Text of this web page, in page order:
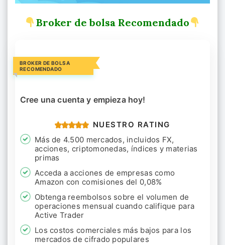
Broker de bolsa Recomendado
BROKER DE BOLSA
RECOMENDADO
Cree una cuenta y empieza hoy!
NUESTRO RATING
Más de 4.500 mercados, incluidos FX,
acciones, criptomonedas, índices y materias
primas
Acceda a acciones de empresas como
Amazon con comisiones del 0,08%
Obtenga reembolsos sobre el volumen de
operaciones mensual cuando califique para
Active Trader
Los costos comerciales más bajos para los
mercados de cifrado populares